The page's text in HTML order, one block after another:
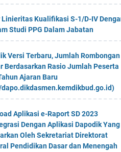
Linieritas Kualifikasi S-1/D-IV
Studi PPG Dalam Jabatan
Versi Terbaru, Jumlah Rombongan
Berdasarkan Rasio Jumlah Peserta
Ajaran Baru
Aplikasi e-Raport SD 2023
Dengan Aplikasi Dapodik Yang
Oleh Sekretariat Direktorat
Pendidikan Dasar dan Menengah